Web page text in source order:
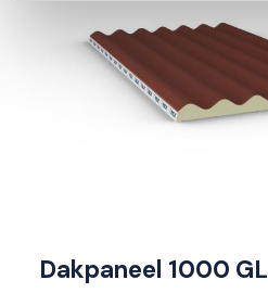
Dakpaneel 1000 GL